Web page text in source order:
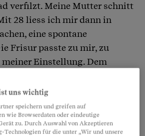
verfilzt. Meine Mutter schnitt
28 liess ich mir dann in
eine spontane
Frisur passte zu mir, zu
Einstellung. Dem
uns wichtig
speichern und greifen auf
wie Browserdaten oder eindeutige
zu. Durch Auswahl von Akzeptieren
Technologien für die unter „Wir und unsere